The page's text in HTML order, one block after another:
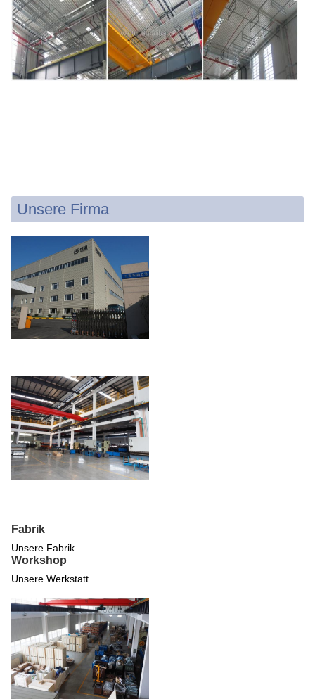
Unsere Firma
Fabrik
Unsere Fabrik
Workshop
Unsere Werkstatt